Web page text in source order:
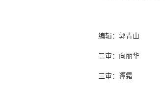
编辑：郭青山
二审：向丽华
三审：谭霜